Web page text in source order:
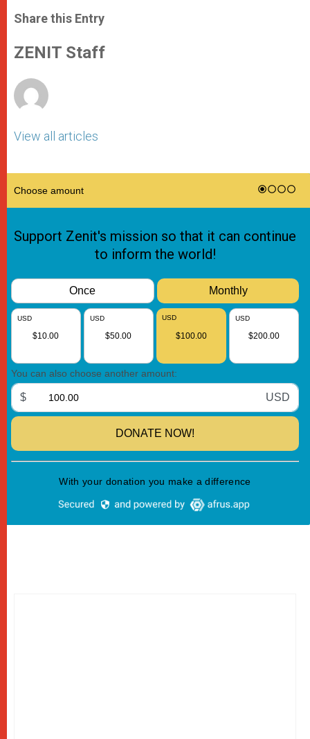
t
s
p
p
s
e
g
e
e
b
o
k
Share this Entry
ZENIT Staff
View all articles